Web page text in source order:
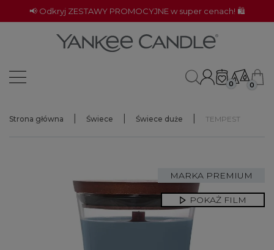
📢 Odkryj ZESTAWY PROMOCYJNE w super cenach! 🛍️
0 0
Strona główna Świece Świece duże TEMPEST
MARKA PREMIUM
POKAŻ FILM